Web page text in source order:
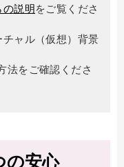
の説明をご覧くださ
ャル（仮想）背景
法をご確認くださ
の安心